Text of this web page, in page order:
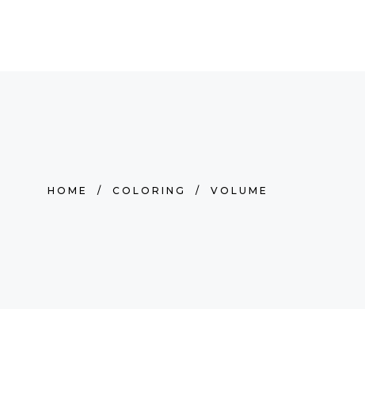
HOME / COLORING / VOLUME